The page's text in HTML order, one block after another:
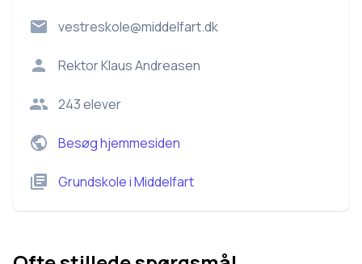
vestreskole@middelfart.dk
RektorKlaus Andreasen
243elever
Besøg hjemmesiden
GrundskoleiMiddelfart